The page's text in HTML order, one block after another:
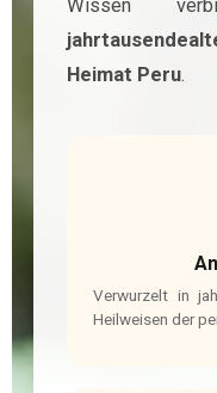
Wissen
Heimat Peru.
Verwurzelt in
Heilweisen der